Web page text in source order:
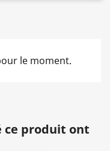
le moment.
ce produit ont